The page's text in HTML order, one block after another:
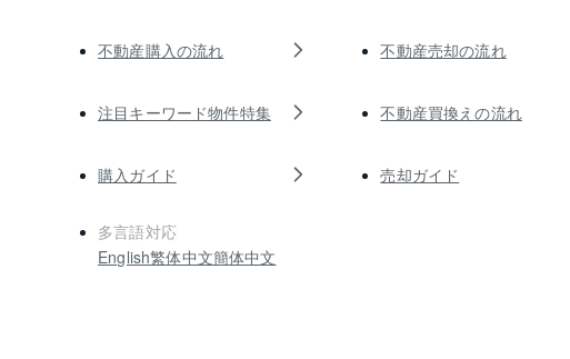
不動産購入の流れ
注目キーワード物件特集
購入ガイド
多言語対応
English繁体中文簡体中文
不動産売却の流れ
不動産買換えの流れ
売却ガイド